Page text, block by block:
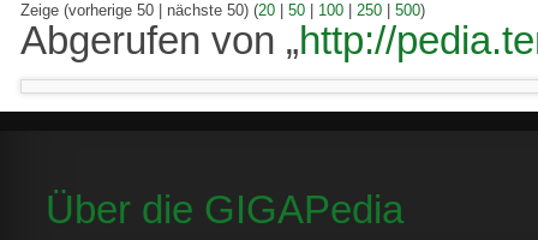
Zeige (vorherige 50 | nächste 50) (20 50 100 250 500)
Abgerufen von „http://
Über die GIGAPedia